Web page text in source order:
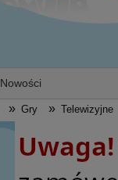
Nowości
» Gry » Telewizyjne